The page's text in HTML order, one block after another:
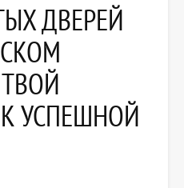
ДВЕРЕЙ
УСПЕШНОЙ